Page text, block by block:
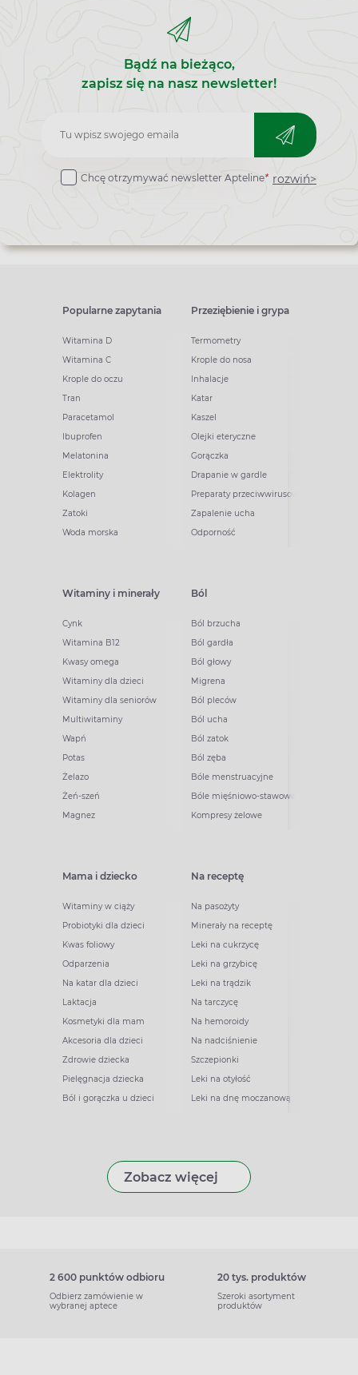
Bądź na bieżąco,
zapisz się na nasz newsletter!
Zapisz
do
Chcę otrzymywać newsletter Apteline* rozwiń>
Popularne zapytania
Witamina D
Witamina C
Krople do oczu
Tran
Paracetamol
Ibuprofen
Melatonina
Elektrolity
Kolagen
Zatoki
Woda morska
Przeziębienie i grypa
Termometry
Krople do nosa
Inhalacje
Katar
Kaszel
Olejki eteryczne
Gorączka
Drapanie w gardle
Preparaty przeciwwirusowe
Zapalenie ucha
Odporność
Witaminy i minerały
Cynk
Witamina B12
Kwasy omega
Witaminy dla dzieci
Witaminy dla seniorów
Multiwitaminy
Wapń
Potas
Żelazo
Żeń-szeń
Magnez
Ból
Ból brzucha
Ból gardła
Ból głowy
Migrena
Ból pleców
Ból ucha
Ból zatok
Ból zęba
Bóle menstruacyjne
Bóle mięśniowo-stawowe
Kompresy żelowe
Mama i dziecko
Witaminy w ciąży
Probiotyki dla dzieci
Kwas foliowy
Odparzenia
Na katar dla dzieci
Laktacja
Kosmetyki dla mam
Akcesoria dla dzieci
Zdrowie dziecka
Pielęgnacja dziecka
Ból i gorączka u dzieci
Na receptę
Na pasożyty
Minerały na receptę
Leki na cukrzycę
Leki na grzybicę
Leki na trądzik
Na tarczycę
Na hemoroidy
Na nadciśnienie
Szczepionki
Leki na otyłość
Leki na dnę moczanową
Zobacz więcej
2 600 punktów odbioru
Odbierz zamówienie w
wybranej aptece
20 tys. produktów
Szeroki asortyment
produktów